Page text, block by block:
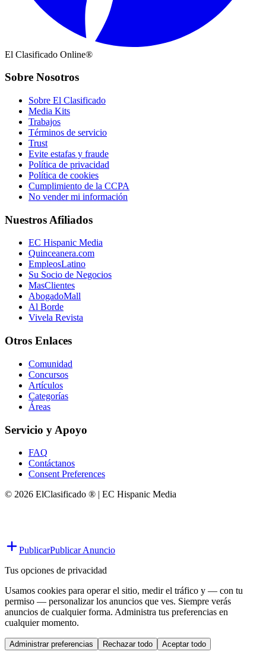
El Clasificado Online®
Sobre Nosotros
Sobre El Clasificado
Media Kits
Trabajos
Términos de servicio
Trust
Evite estafas y fraude
Política de privacidad
Política de cookies
Cumplimiento de la CCPA
No vender mi información
Nuestros Afiliados
EC Hispanic Media
Quinceanera.com
EmpleosLatino
Su Socio de Negocios
MasClientes
AbogadoMall
Al Borde
Vivela Revista
Otros Enlaces
Comunidad
Concursos
Artículos
Categorías
Áreas
Servicio y Apoyo
FAQ
Contáctanos
Consent Preferences
© 2026 ElClasificado ® | EC Hispanic Media
PublicarPublicar Anuncio
Tus opciones de privacidad
Usamos cookies para operar el sitio, medir el tráfico y — con tu
permiso — personalizar los anuncios que ves. Siempre verás
anuncios de cualquier forma. Administra tus preferencias en
cualquier momento.
Administrar preferencias Rechazar todo Aceptar todo